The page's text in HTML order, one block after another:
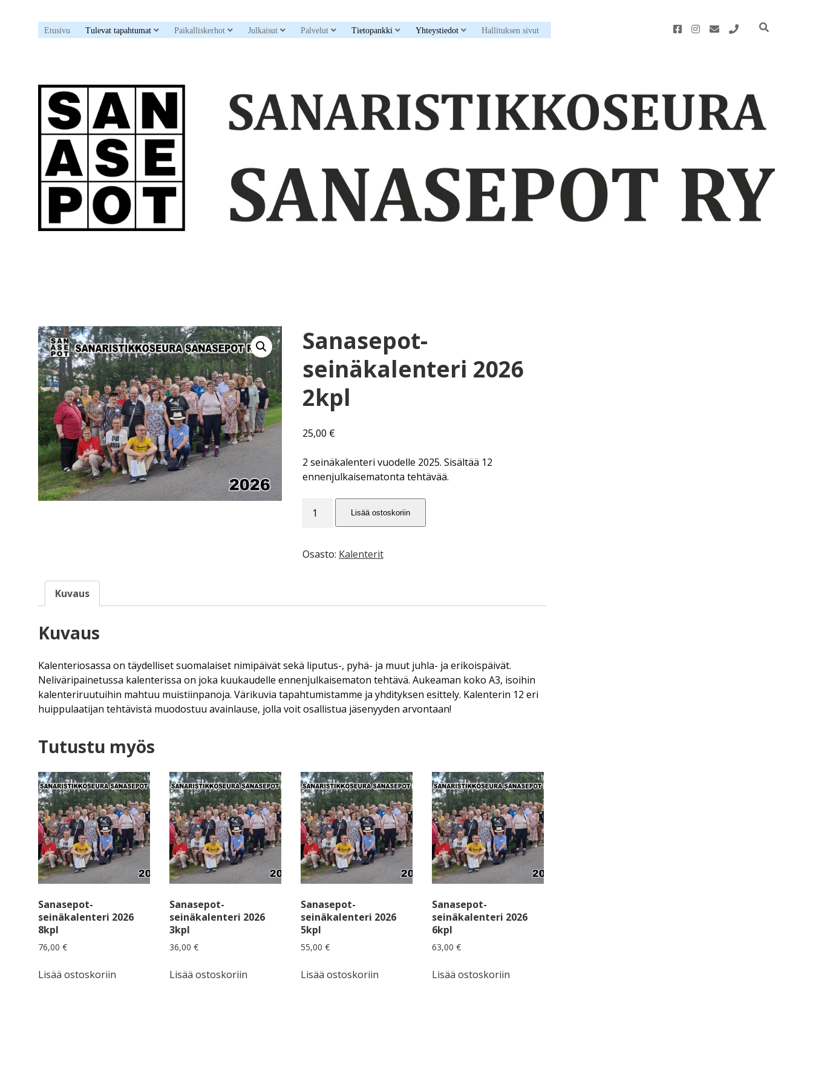
Etusivu Tulevat tapahtumat open dropdown menu
Paikalliskerhot open dropdown menu
Julkaisut open dropdown menu
Palvelut open dropdown menu
Tietopankki open dropdown menu
Yhteystiedot open dropdown menu
Hallituksen sivut facebookinstagram
emailphone
Sanaristikkoseura
Sanasepot
ry
Sanasepot-
seinäkalenteri 2026
2kpl
25,00 €
2 seinäkalenteri vuodelle 2025. Sisältää 12
ennenjulkaisematonta tehtävää.
seinäkalenteri
2kpl
Lisää ostoskoriin
Osasto: Kalenterit
Kuvaus
Kuvaus
Kalenteriosassa on täydelliset suomalaiset nimipäivät sekä liputus-, pyhä- ja muut juhla- ja erikoispäivät.
Neliväripainetussa kalenterissa on joka kuukaudelle ennenjulkaisematon tehtävä. Aukeaman koko A3, isoihin
kalenteriruutuihin mahtuu muistiinpanoja. Värikuvia tapahtumistamme ja yhdityksen esittely. Kalenterin 12 eri
huippulaatijan tehtävistä muodostuu avainlause, jolla voit osallistua jäsenyyden arvontaan!
Tutustu myös
Sanasepot-
seinäkalenteri 2026
8kpl
76,00 €
Lisää ostoskoriin
Sanasepot-
seinäkalenteri 2026
3kpl
36,00€
Lisää ostoskoriin
Sanasepot-
seinäkalenteri 2026
5kpl
55,00€
Lisää ostoskoriin
Sanasepot-
seinäkalenteri 2026
6kpl
63,00€
Lisää ostoskoriin